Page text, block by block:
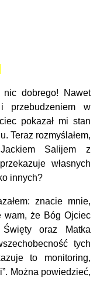
dobrego! Nawet
przebudzeniem w
pokazał mi stan
Teraz rozmyślałem,
Salijem z
własnych
innych?
znacie mnie,
wam, że Bóg Ojciec
oraz Matka
tych
to monitoring,
Można powiedzieć,